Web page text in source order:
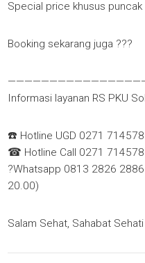
Special price khusus puncak
Booking sekarang juga ???
Informasi layanan RS PKU
☎️ Hotline UGD 0271
☎ Hotline Call 0271 714578
?Whatsapp 0813 2826
20.00)
Salam Sehat, Sahabat Sehati